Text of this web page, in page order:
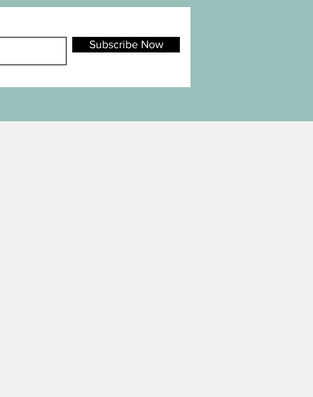
Subscribe Now